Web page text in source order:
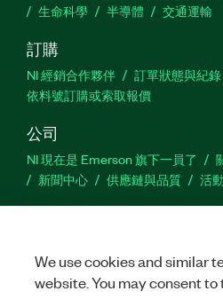
生命科學
半導體 交通運輸
訂購
NI 經銷合作夥伴 訂單狀態與紀錄
依料號訂購或索取報價
公司
NI 現在是 Emerson 旗下一員了
新聞中心
供應鏈與品質 活動
站建議
We use cookies and similar
website. You may consent